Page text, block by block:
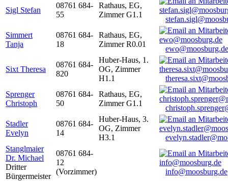
Sigl Stefan
08761 684-
55
Rathaus, EG,
Zimmer G1.1
Simmert
Tanja
08761 684-
18
Rathaus, EG,
Zimmer R0.01
ewo@moosburg.de
Sixt Theresa
08761 684-
820
Huber-Haus, 1.
OG, Zimmer
H1.1
Sprenger
Christoph
08761 684-
50
Rathaus, EG,
Zimmer G1.1
Stadler
Evelyn
08761 684-
14
Huber-Haus, 3.
OG, Zimmer
H3.1
Stanglmaier
Dr. Michael
Dritter
Bürgermeister
08761 684-
12
(Vorzimmer)
info@moosburg.de